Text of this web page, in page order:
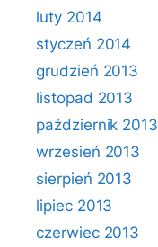
luty 2014
styczeń 2014
grudzień 2013
listopad 2013
październik 2013
wrzesień 2013
sierpień 2013
lipiec 2013
czerwiec 2013